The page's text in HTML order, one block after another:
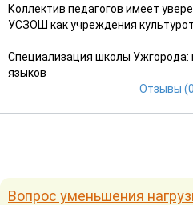
Коллектив педагогов имеет
УСЗОШ как учреждения
Специализация школы Ужгорода:
языков
Отзывы
Вопрос уменьшения